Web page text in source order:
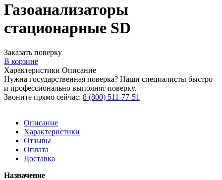
Газоанализаторы
стационарные SD
Заказать поверку
В корзине
Характеристики Описание
Нужна государственная поверка? Наши специалисты быстро
и профессионально выполнят поверку.
Звоните прямо сейчас: 8 (800) 511-77-51
Описание
Характеристики
Отзывы
Оплата
Доставка
Назначение